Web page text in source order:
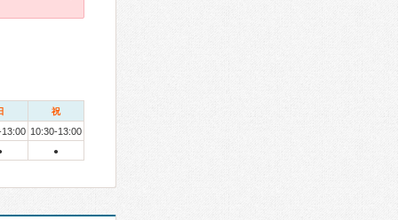
祝
10:30-13:00
●